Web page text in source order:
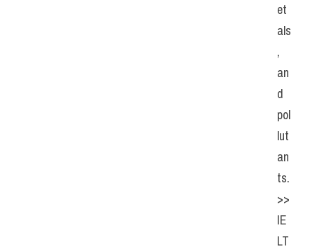
et
als
,
an
d
pol
lut
an
ts.
>>
IE
LT